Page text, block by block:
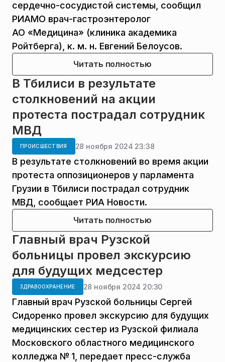
сердечно-сосудистой системы, сообщил
РИАМО врач-гастроэнтеролог
АО «Медицина» (клиника академика
Ройтберга), к. м. н. Евгений Белоусов.
Читать полностью
В Тбилиси в результате
столкновений на акции
протеста пострадал сотрудник
МВД
ПРОИСШЕСТВИЯ 28 ноября 2024 23:38
В результате столкновений во время акции
протеста оппозиционеров у парламента
Грузии в Тбилиси пострадал сотрудник
МВД, сообщает РИА Новости.
Читать полностью
Главный врач Рузской
больницы провел экскурсию
для будущих медсестер
ЗДРАВООХРАНЕНИЕ 28 ноября 2024 20:30
Главный врач Рузской больницы Сергей
Сидоренко провел экскурсию для будущих
медицинских сестер из Рузской филиала
Московского областного медицинского
колледжа № 1, передает пресс-служба